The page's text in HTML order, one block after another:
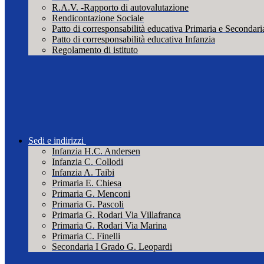
R.A.V. -Rapporto di autovalutazione
Rendicontazione Sociale
Patto di corresponsabilità educativa Primaria e
Patto di corresponsabilità educativa Infanzia
Regolamento di istituto
Sedi e indirizzi
Infanzia H.C. Andersen
Infanzia C. Collodi
Infanzia A. Taibi
Primaria E. Chiesa
Primaria G. Menconi
Primaria G. Pascoli
Primaria G. Rodari Via Villafranca
Primaria G. Rodari Via Marina
Primaria C. Finelli
Secondaria I Grado G. Leopardi